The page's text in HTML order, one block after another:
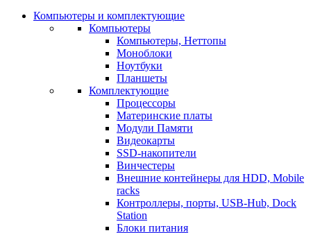
Компьютеры и комплектующие
Компьютеры
Компьютеры, Неттопы
Моноблоки
Ноутбуки
Планшеты
Комплектующие
Процессоры
Материнские платы
Модули Памяти
Видеокарты
SSD-накопители
Винчестеры
Внешние контейнеры для HDD, Mobile
racks
Контроллеры, порты, USB-Hub, Dock
Station
Блоки питания